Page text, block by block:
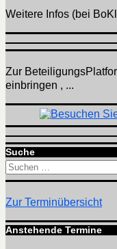
Weitere Infos (bei
Zur
einbringen , ...
Suche
Suchen
nach:
Zur Terminübersicht
Anstehende Termine